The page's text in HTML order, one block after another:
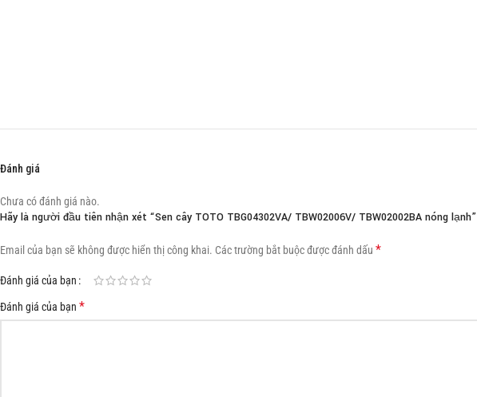
Đánh giá
Chưa có đánh giá nào.
Hãy là người đầu tiên nhận xét “Sen cây TOTO TBG04302VA/ TBW02006V/ TBW02002BA nóng lạnh”
Email của bạn sẽ không được hiển thị công khai. Các trường bắt buộc được đánh dấu *
Đánh giá của bạn
Đánh giá của bạn *